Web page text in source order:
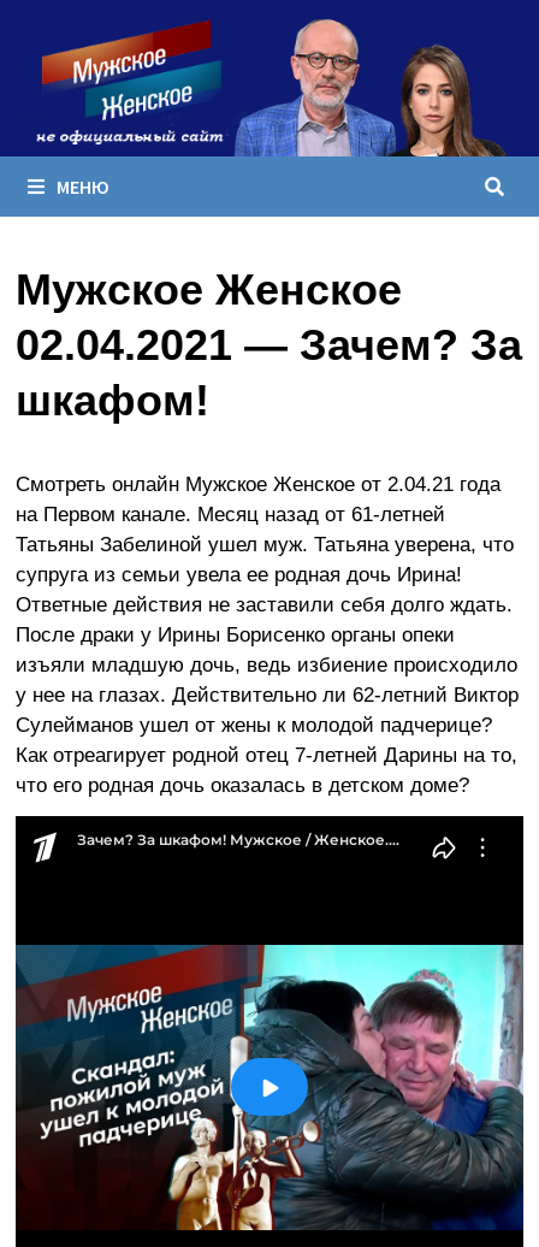
содержимому
МЕНЮ
Мужское Женское
02.04.2021 — Зачем? За
шкафом!
Смотреть онлайн Мужское Женское от 2.04.21 года
на Первом канале. Месяц назад от 61-летней
Татьяны Забелиной ушел муж. Татьяна уверена, что
супруга из семьи увела ее родная дочь Ирина!
Ответные действия не заставили себя долго ждать.
После драки у Ирины Борисенко органы опеки
изъяли младшую дочь, ведь избиение происходило
у нее на глазах. Действительно ли 62-летний Виктор
Сулейманов ушел от жены к молодой падчерице?
Как отреагирует родной отец 7-летней Дарины на то,
что его родная дочь оказалась в детском доме?